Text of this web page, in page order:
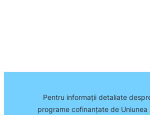
Pentru informații detaliate
programe cofinanțate de Uniunea